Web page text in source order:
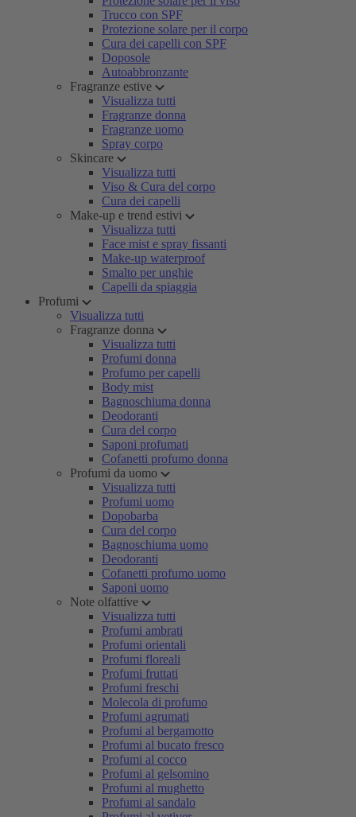
Trucco con SPF
Protezione solare per il corpo
Cura dei capelli con SPF
Doposole
Autoabbronzante
Fragranze estive
Visualizza tutti
Fragranze donna
Fragranze uomo
Spray corpo
Skincare
Visualizza tutti
Viso & Cura del corpo
Cura dei capelli
Make-up e trend estivi
Visualizza tutti
Face mist e spray fissanti
Make-up waterproof
Smalto per unghie
Capelli da spiaggia
Profumi
Visualizza tutti
Fragranze donna
Visualizza tutti
Profumi donna
Profumo per capelli
Body mist
Bagnoschiuma donna
Deodoranti
Cura del corpo
Saponi profumati
Cofanetti profumo donna
Profumi da uomo
Visualizza tutti
Profumi uomo
Dopobarba
Cura del corpo
Bagnoschiuma uomo
Deodoranti
Cofanetti profumo uomo
Saponi uomo
Note olfattive
Visualizza tutti
Profumi ambrati
Profumi orientali
Profumi floreali
Profumi fruttati
Profumi freschi
Molecola di profumo
Profumi agrumati
Profumi al bergamotto
Profumi al bucato fresco
Profumi al cocco
Profumi al gelsomino
Profumi al mughetto
Profumi al sandalo